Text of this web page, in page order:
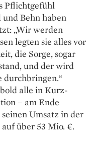
Pflichtgefühl
Behn haben
„Wir werden
legten sie alles vor
die Sorge, sogar
und der wird
durchbringen.“
alle in Kurz­
– am Ende
Umsatz in der
über 53 Mio. €.